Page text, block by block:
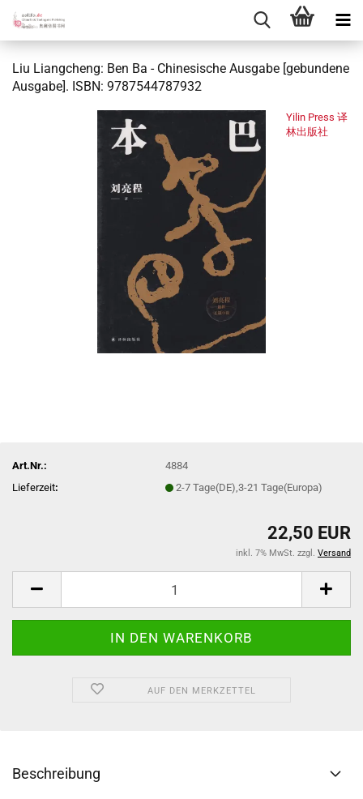
Liu Liangcheng: Ben Ba - Chinesische Ausgabe [gebundene
Ausgabe]. ISBN: 9787544787932
Yilin Press 译
林出版社
Art.Nr.:
4884
Lieferzeit: 2-7 Tage(DE),3-21 Tage(Europa)
22,50 EUR
inkl. 7% MwSt. zzgl. Versand
AUF DEN MERKZETTEL
Beschreibung